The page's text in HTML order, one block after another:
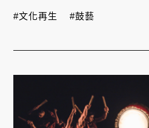
#文化再生 #鼓藝